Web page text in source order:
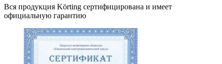
Вся продукция Körting сертифицирована и имеет
официальную гарантию